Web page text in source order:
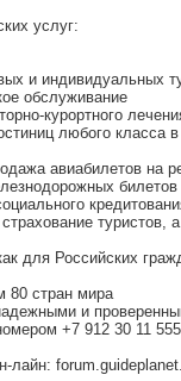
услуг:
и индивидуальных
обслуживание
курортного
любого
авиабилетов на
туристов,
для Российских
80 стран мира
и
+7 912 30 11
лайн: